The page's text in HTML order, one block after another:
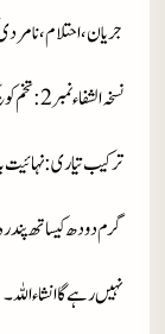
جریان، احتلام،
نسخہ الشفاء نمبر 2 : تخم کونچ 50 گرام، تال مکھانہ 50 گرام،
ترکیب تیاری: نہائیت
گرم دودھ کیساتھ
نہیں رہے گا انشاءاللہ۔